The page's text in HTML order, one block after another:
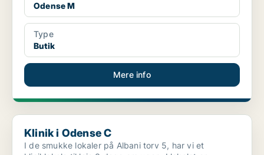
Odense M
Type
Butik
Mere info
Klinik i Odense C
Klinik i Odense C
I de smukke lokaler på Albani torv 5, har vi et